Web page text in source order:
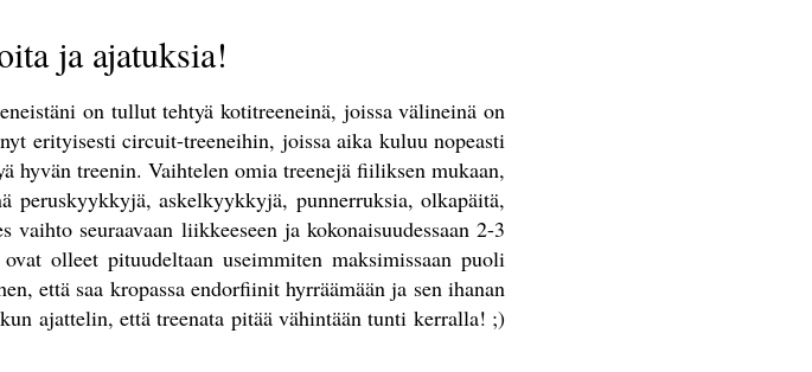
ja ajatuksia!
on tullut tehtyä kotitreeneinä, joissa välineinä on
erityisesti circuit-treeneihin, joissa aika kuluu nopeasti
hyvän treenin. Vaihtelen omia treenejä fiiliksen mukaan,
askelkyykkyjä, punnerruksia, olkapäitä,
seuraavaan liikkeeseen ja kokonaisuudessaan 2-3
olleet pituudeltaan useimmiten maksimissaan puoli
että saa kropassa endorfiinit hyrräämään ja sen ihanan
ajattelin, että treenata pitää vähintään tunti kerralla! ;)